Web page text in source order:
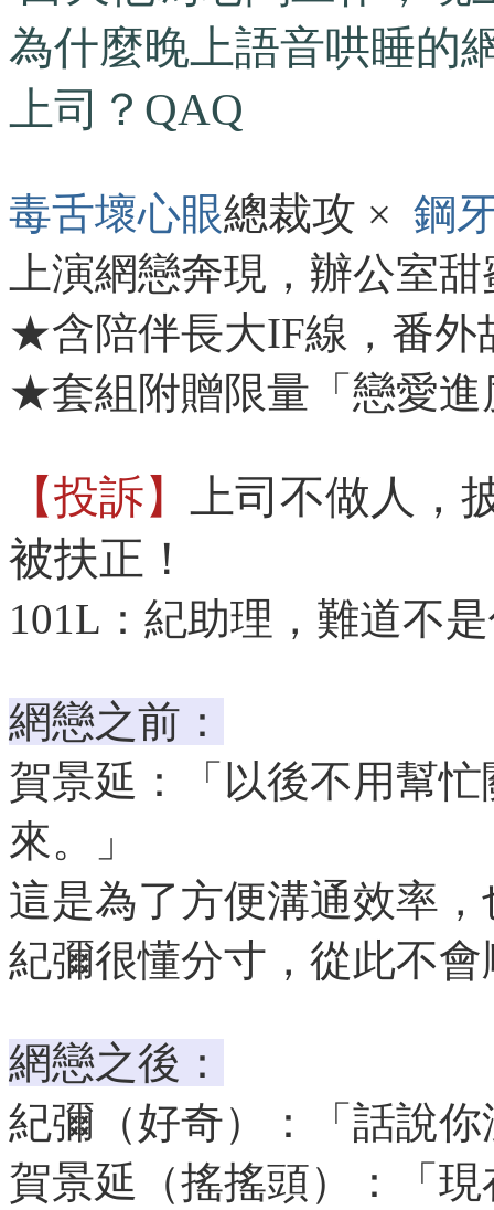
為什麼晚上語音哄睡的
上司？QAQ
毒舌壞心眼總裁攻 × 鋼
上演網戀奔現，辦公室
★含陪伴長大IF線，番外
★套組附贈限量「戀愛進
【投訴】
上司不做人，
被扶正！
101L：紀助理，難道不
網戀之前：
賀景延：「以後不用幫
來。」
這是為了方便溝通效率
紀彌很懂分寸，從此不
網戀之後：
紀彌（好奇）：「話說
賀景延（搖搖頭）：「